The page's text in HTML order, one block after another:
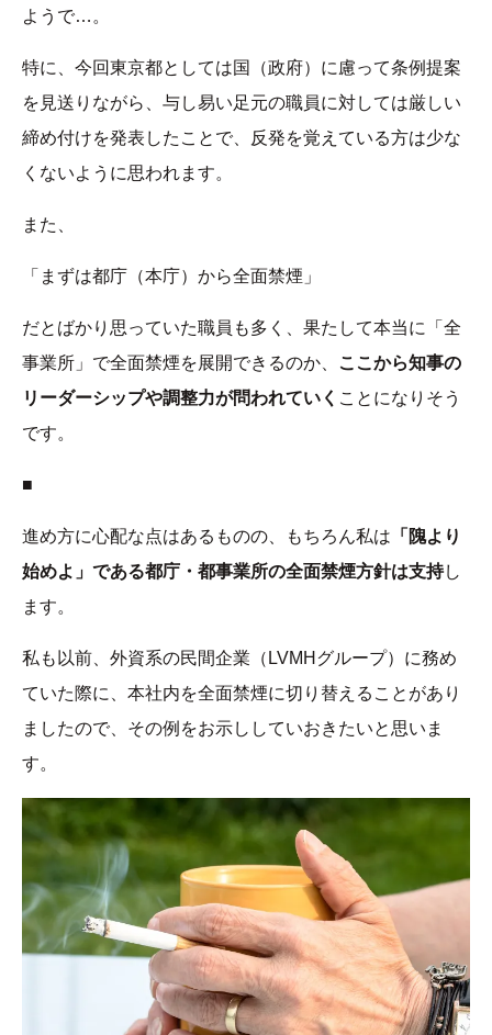
ようで…。
特に、今回東京都としては国（政府）に慮って条例提案
を見送りながら、与し易い足元の職員に対しては厳しい
締め付けを発表したことで、反発を覚えている方は少な
くないように思われます。
また、
「まずは都庁（本庁）から全面禁煙」
だとばかり思っていた職員も多く、果たして本当に「全
事業所」で全面禁煙を展開できるのか、
ここから知事の
リーダーシップや調整力が問われていく ことになりそう
です。
■
進め方に心配な点はあるものの、もちろん私は 「隗より
始めよ」である都庁・都事業所の全面禁煙方針は支持し
ます。
私も以前、外資系の民間企業（LVMHグループ）に務め
ていた際に、本社内を全面禁煙に切り替えることがあり
ましたので、その例をお示ししていおきたいと思いま
す。